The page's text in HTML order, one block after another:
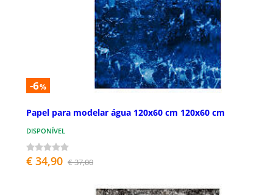
-6%
Papel para modelar água 120x60 cm 120x60 cm
DISPONÍVEL
€ 34,90 € 37,00